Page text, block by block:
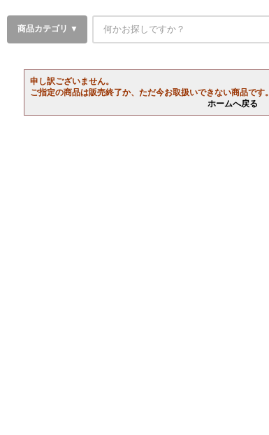
商品カテゴリ ▼
申し訳ございません。
ご指定の商品は販売終了か、ただ今お取扱いできない商品です。
ホームへ戻る